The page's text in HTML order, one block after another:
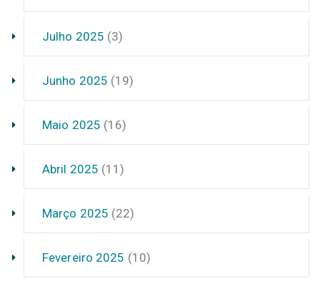
Julho 2025 (3)
Junho 2025 (19)
Maio 2025 (16)
Abril 2025 (11)
Março 2025 (22)
Fevereiro 2025 (10)